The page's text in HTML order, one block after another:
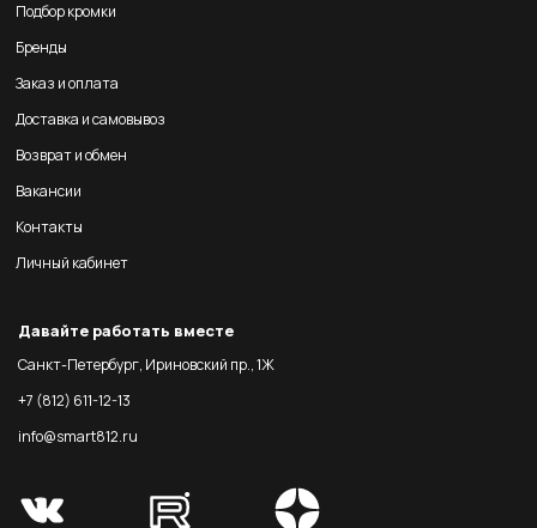
Подбор кромки
Бренды
Заказ и оплата
Доставка и самовывоз
Возврат и обмен
Вакансии
Контакты
Личный кабинет
Давайте работать вместе
Санкт-Петербург, Ириновский пр., 1Ж
+7 (812) 611-12-13
info@smart812.ru